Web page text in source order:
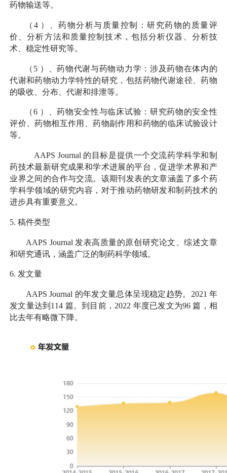
药物输送等。
（ 4）、药物分析与质量控制：研究药物的质量评
价、分析方法和质量控制技术，包括分析仪器、分析技
术、稳定性研究等。
（ 5 ）、药物代谢与药物动力学：涉及药物在体内的
代谢和药物动力学特性的研究，包括药物代谢途径、药物
的吸收、分布、代谢和排泄等。
（6 ）、药物安全性与临床试验：研究药物的安全性
评价、药物相互作用、药物副作用和药物的临床试验设计
等。
AAPS Journal 的目标是提供一个交流药学科学和制
药技术最新研究成果和学术进展的平台，促进学术界和产
业界之间的合作与交流。该期刊发表的文章涵盖了多个药
学科学领域的研究内容，对于推动药物研发和制药技术的
进步具有重要意义。
5.稿件类型
AAPS Journal 发表高质量的原创研究论文、综述文章
和研究通讯，涵盖广泛的制药科学领域。
6. 发文量
AAPS Journal 的年发文量总体呈现稳定趋势。 2021 年
发文量达到 114 篇。到目前， 2022 年度已发文为96 篇，相
比去年有略微下降。